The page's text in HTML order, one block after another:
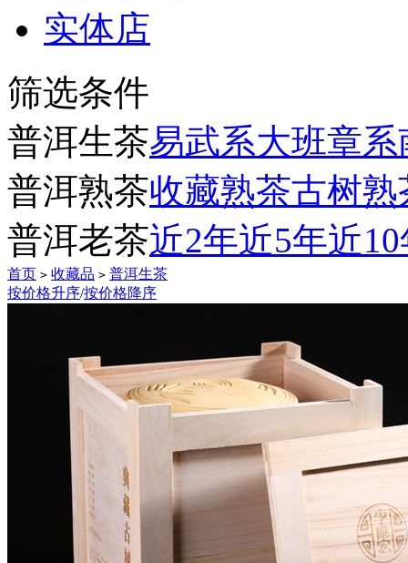
实体店
筛选条件
普洱生茶易武系大班章系
普洱熟茶收藏熟茶古树熟
普洱老茶近2年近5年近
首页 > 收藏品 > 普洱生茶
按价格升序/按价格降序